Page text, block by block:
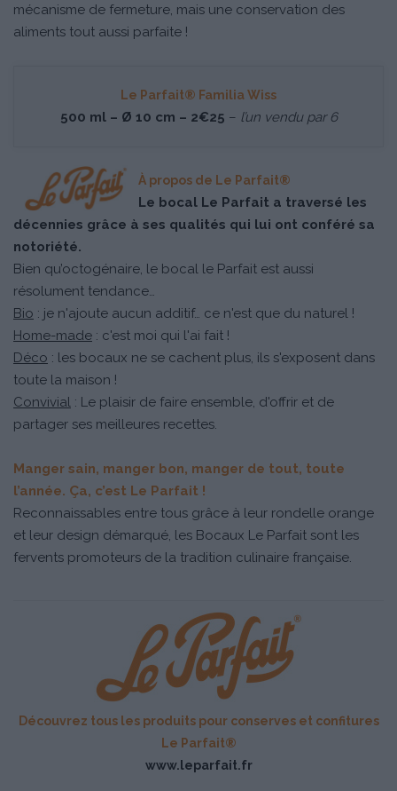
mécanisme de fermeture, mais une conservation des
aliments tout aussi parfaite !
Le Parfait® Familia Wiss
500 ml – Ø 10 cm – 2€25 – l’un vendu par 6
À propos de Le Parfait®
Le bocal Le Parfait a traversé les
décennies grâce à ses qualités qui lui ont conféré sa
notoriété.
Bien qu’octogénaire, le bocal le Parfait est aussi
résolument tendance…
Bio : je n'ajoute aucun additif… ce n'est que du naturel !
Home-made : c'est moi qui l'ai fait !
Déco : les bocaux ne se cachent plus, ils s'exposent dans
toute la maison !
Convivial : Le plaisir de faire ensemble, d'offrir et de
partager ses meilleures recettes.
Manger sain, manger bon, manger de tout, toute
l’année. Ça, c’est Le Parfait !
Reconnaissables entre tous grâce à leur rondelle orange
et leur design démarqué, les Bocaux Le Parfait sont les
fervents promoteurs de la tradition culinaire française.
Découvrez tous les produits pour conserves et confitures
Le Parfait®
www.leparfait.fr